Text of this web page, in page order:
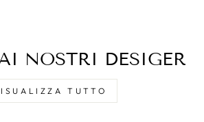
NOSTRI DESIGER
TUTTO